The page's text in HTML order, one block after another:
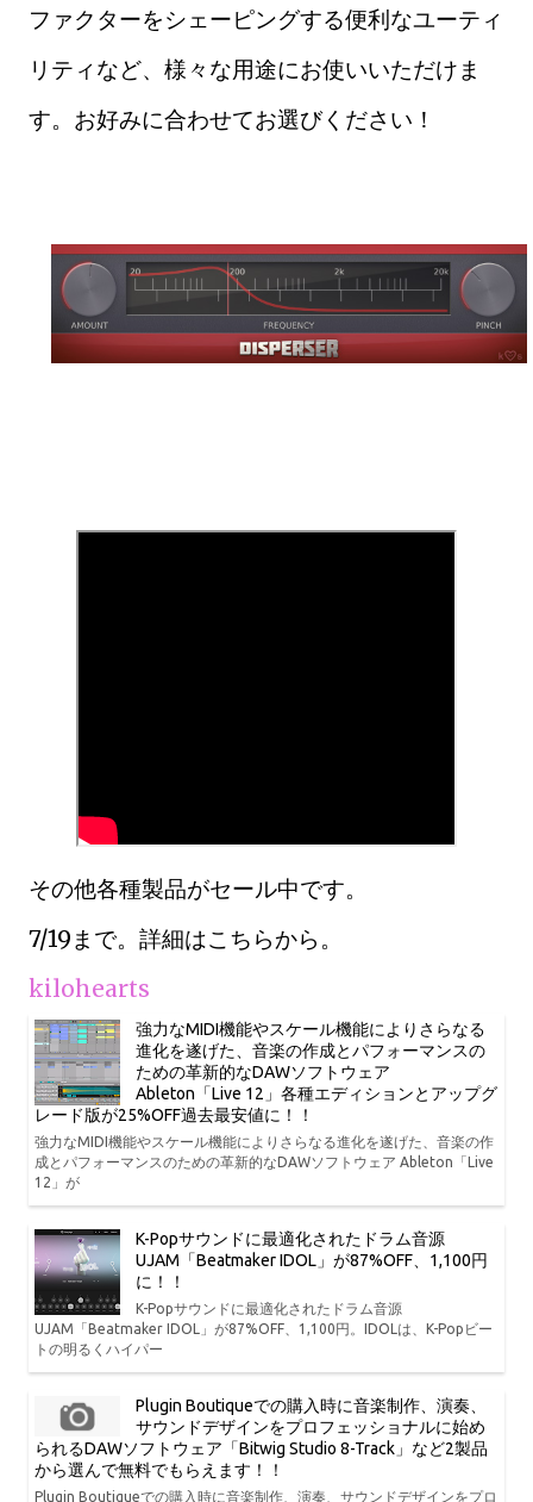
ファクターをシェーピングする便利なユーティ
リティなど、様々な用途にお使いいただけま
す。お好みに合わせてお選びください！
その他各種製品がセール中です。
7/19まで。詳細はこちらから。
kilohearts
強力なMIDI機能やスケール機能によりさらなる
進化を遂げた、音楽の作成とパフォーマンスの
ための革新的なDAWソフトウェア
Ableton「Live 12」各種エディションとアップグ
レード版が25%OFF過去最安値に！！
強力なMIDI機能やスケール機能によりさらなる進化を遂げた、音楽の作
成とパフォーマンスのための革新的なDAWソフトウェア Ableton「Live
12」が
K-Popサウンドに最適化されたドラム音源
UJAM「Beatmaker IDOL」が87%OFF、1,100円
に！！
K-Popサウンドに最適化されたドラム音源
UJAM「Beatmaker IDOL」が87%OFF、1,100円。IDOLは、K-Popビー
トの明るくハイパー
Plugin Boutiqueでの購入時に音楽制作、演奏、
サウンドデザインをプロフェッショナルに始め
られるDAWソフトウェア「Bitwig Studio 8-Track」など2製品
から選んで無料でもらえます！！
Plugin Boutiqueでの購入時に音楽制作、演奏、サウンドデザインをプロ